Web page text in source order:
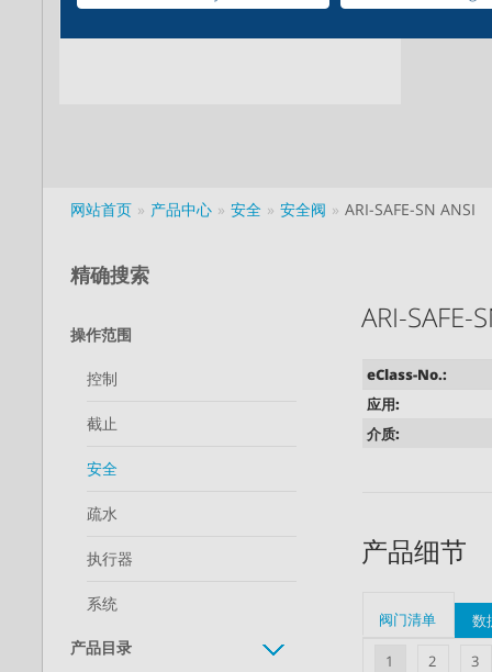
网站首页 产品中心 安全 安全阀 ARI-SAFE-SN ANSI
ARI-SAFE-
eClass-No.:
应用:
介质:
产品细节
阀门清单 数
1 2 3
精确搜索
操作范围
控制
截止
安全
疏水
执行器
系统
产品目录